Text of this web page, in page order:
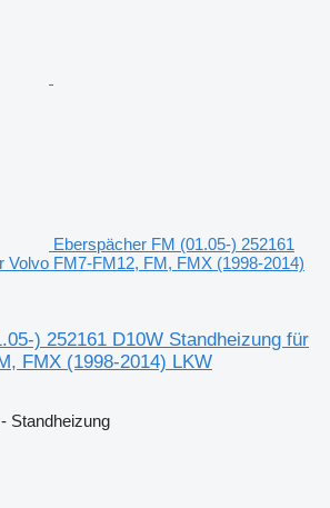
Eberspächer FM (01.05-) 252161
Volvo FM7-FM12, FM, FMX (1998-2014)
) 252161 D10W Standheizung für
FMX (1998-2014) LKW
Standheizung